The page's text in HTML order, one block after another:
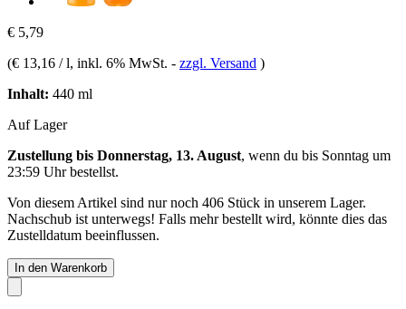
€ 5,79
(€ 13,16 / l, inkl. 6% MwSt. - zzgl. Versand )
Inhalt: 440 ml
Auf Lager
Zustellung bis Donnerstag, 13. August, wenn du bis Sonntag um
23:59 Uhrbestellst.
Von diesem Artikel sind nur noch 406 Stück in unserem Lager.
Nachschub ist unterwegs! Falls mehr bestellt wird, könnte dies das
Zustelldatum beeinflussen.
In den Warenkorb